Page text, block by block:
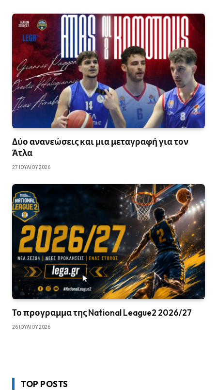
Δύο ανανεώσεις και μια μεταγραφή για τον
Άτλα
27 ΙΟΥΛΊΟΥ 2026
Το προγραμμα της National League2 2026/27
26 ΙΟΥΛΊΟΥ 2026
TOP POSTS